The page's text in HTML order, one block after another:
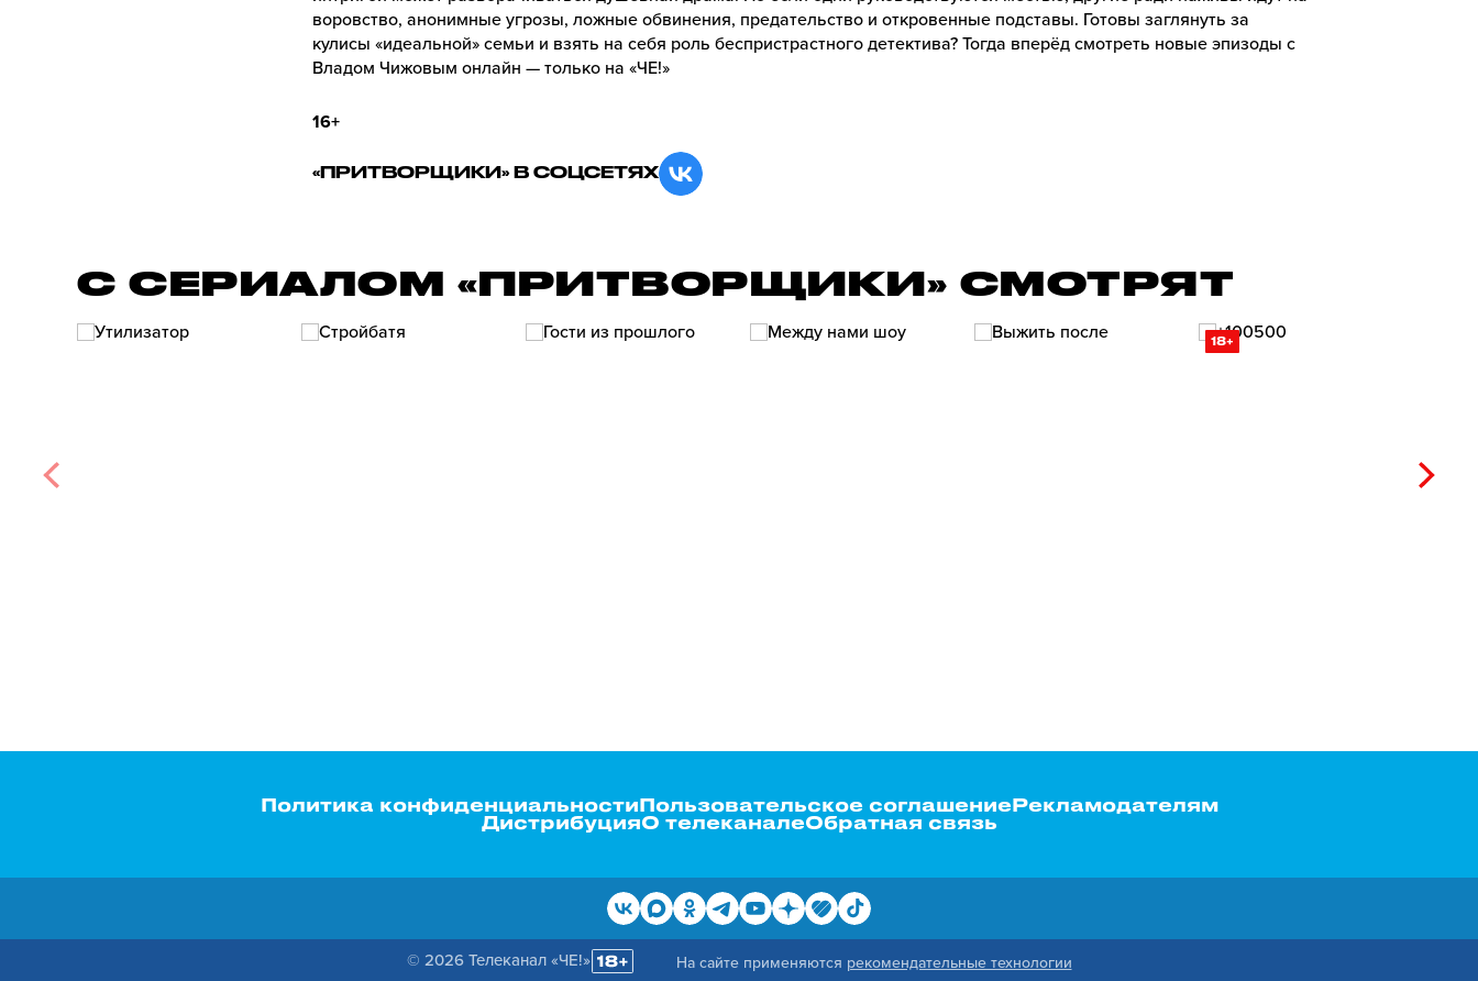
воровство, анонимные угрозы, ложные обвинения, предательство и откровенные подставы. Готовы заглянуть за
кулисы «идеальной» семьи и взять на себя роль беспристрастного детектива? Тогда вперёд смотреть новые эпизоды с
Владом Чижовым онлайн — только на «ЧЕ!»
16+
«ПРИТВОРЩИКИ» В СОЦСЕТЯХ
С СЕРИАЛОМ «ПРИТВОРЩИКИ» СМОТРЯТ
18+
Политика конфиденциальностиПользовательское соглашениеРекламодателям
ДистрибуцияО телеканалеОбратная связь
© 2026 Телеканал «ЧЕ!» На сайте применяются рекомендательные технологии